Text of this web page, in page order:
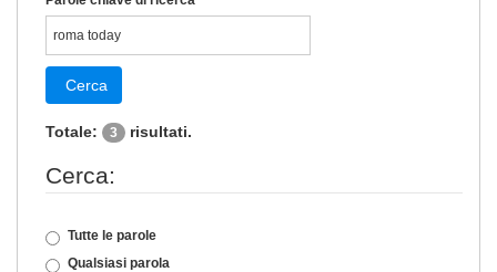
Cerca
Totale: 3 risultati.
Cerca:
Tutte le parole
Qualsiasi parola